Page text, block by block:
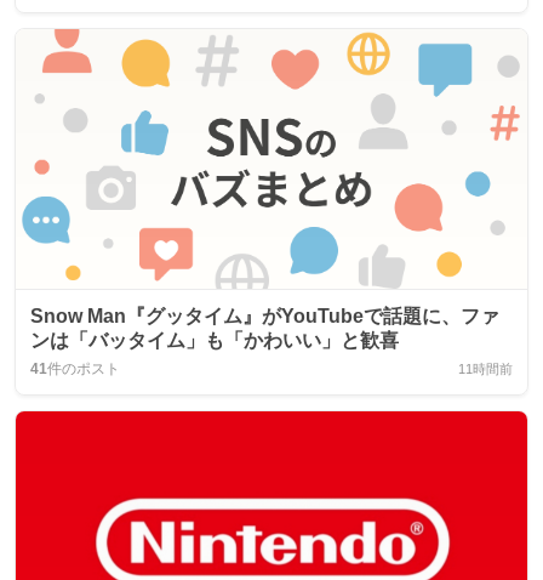
Snow Man『グッタイム』がYouTubeで話題に、ファ
ンは「バッタイム」も「かわいい」と歓喜
41件のポスト 11時間前